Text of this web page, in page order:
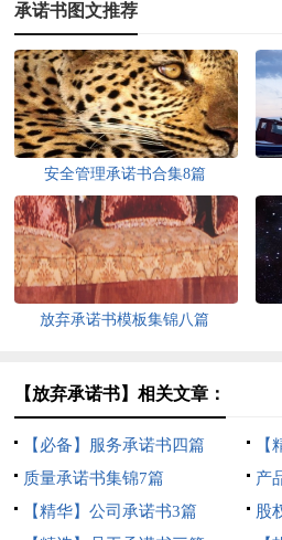
承诺书图文推荐
安全管理承诺书合集8篇
放弃承诺书模板集锦八篇
【放弃承诺书】相关文章：
【必备】服务承诺书四篇
质量承诺书集锦7篇
产
【精华】公司承诺书3篇
股